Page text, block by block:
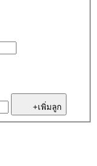
+เพิ่มลูก